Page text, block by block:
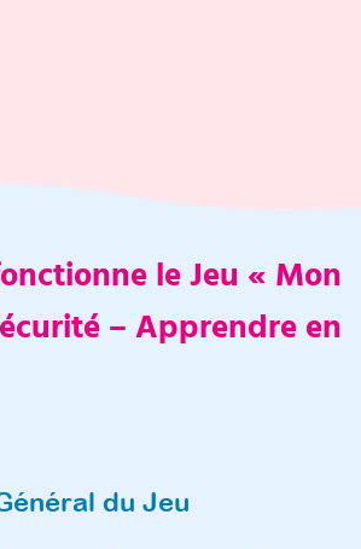
le Jeu « Mon
– Apprendre en
du Jeu